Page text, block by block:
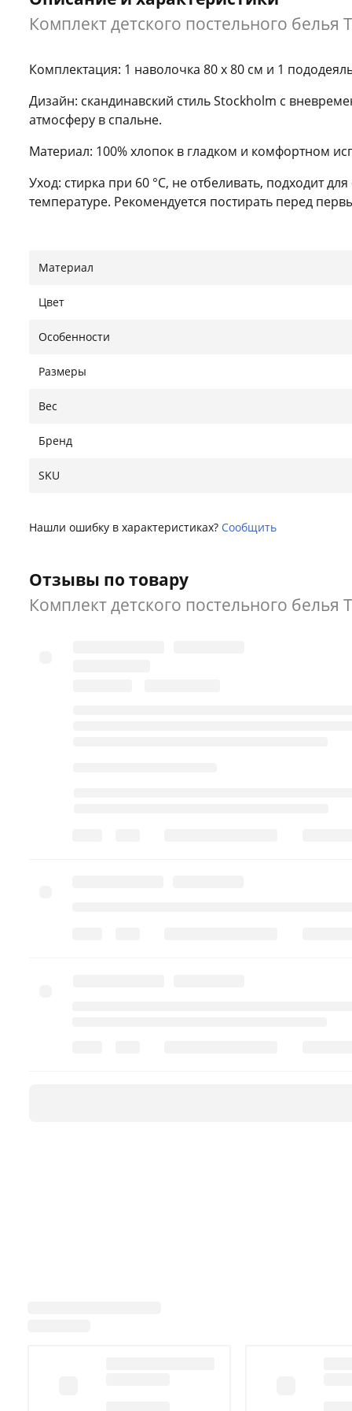
Комплект детского постельного
Комплектация: 1 наволочка 80 x 80 см и 1
Дизайн: скандинавский стиль Stockholm с
атмосферу в спальне.
Материал: 100% хлопок в гладком и комфортном
Уход: стирка при 60 °C, не отбеливать, подходит
температуре. Рекомендуется постирать перед
Материал
Цвет
Особенности
Размеры
Вес
Бренд
SKU
Нашли ошибку в характеристиках? Сообщить
Отзывы по товару
Комплект детского постельного